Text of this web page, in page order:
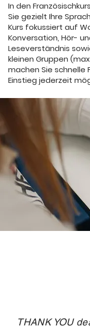
In den
Sie gezielt Ihre
Kurs fokussiert auf
Konversation, Hör-
Leseverständnis
kleinen Gruppen
machen Sie schnelle
Einstieg jederzeit
THANK YOU